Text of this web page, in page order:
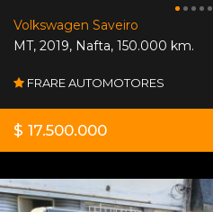
Volkswagen Saveiro
MT, 2019, Nafta, 150.000 km.
FRARE AUTOMOTORES
$ 17.500.000